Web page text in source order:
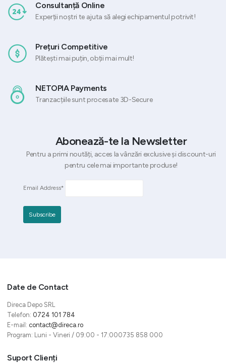
Consultanță Online
Experții noștri te ajuta să alegi echipamentul potrivit!
Prețuri Competitive
Plătești mai puțin, obții mai mult!
NETOPIA Payments
Tranzacțiile sunt procesate 3D-Secure
Abonează-te la Newsletter
Pentru a primi noutăți, acces la vânzări exclusive și discount-uri
pentru cele mai importante produse!
Email Address*
Date de Contact
Direca Depo SRL
Telefon: 0724 101 784
E-mail: contact@direca.ro
Program: Luni - Vineri / 09:00 - 17:000735 858 000
Suport Clienți